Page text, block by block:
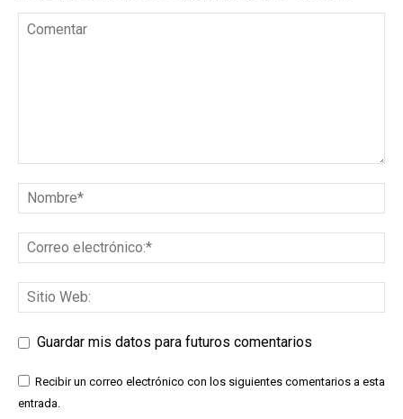
Guardar mis datos para futuros comentarios
Recibir un correo electrónico con los siguientes comentarios a esta
entrada.